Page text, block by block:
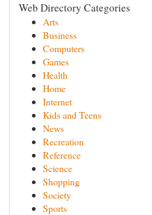
Web Directory Categories
Arts
Business
Computers
Games
Health
Home
Internet
Kids and Teens
News
Recreation
Reference
Science
Shopping
Society
Sports